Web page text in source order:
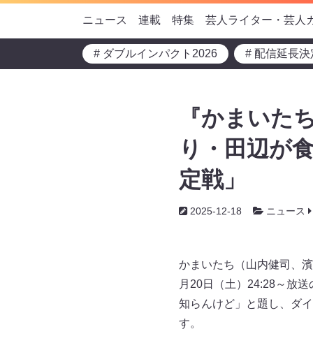
ニュース 連載 特集 芸人ライター・芸人
# ダブルインパクト2026 # 配信延長決
『かまいた
り・田辺が
定戦」
2025-12-18 ニュース
かまいたち（山内健司、
月20日（土）24:28～放
知らんけど」と題し、ダ
す。